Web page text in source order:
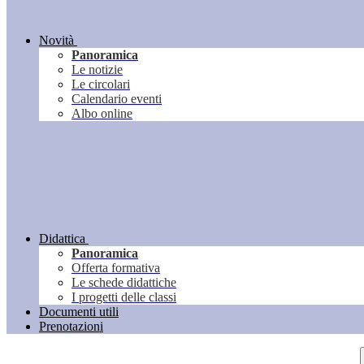
Novità
Panoramica
Le notizie
Le circolari
Calendario eventi
Albo online
Didattica
Panoramica
Offerta formativa
Le schede didattiche
I progetti delle classi
Documenti utili
Prenotazioni